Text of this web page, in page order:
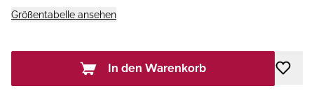
Größentabelle ansehen
In den Warenkorb